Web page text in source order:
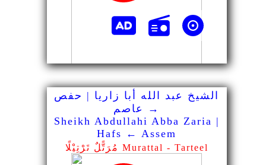
الشيخ عبد الله أبا زاريا | حفص
→ عاصم
Sheikh Abdullahi Abba Zaria |
Hafs ← Assem
مُرَتًّلٌ تَرْتِيْلًا Murattal - Tarteel